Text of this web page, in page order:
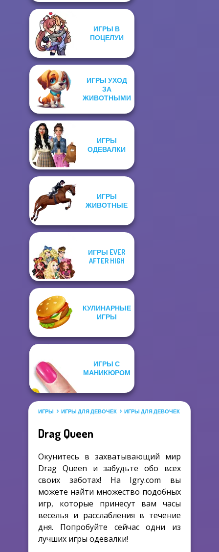
ИГРЫ В
ПОЦЕЛУИ
ИГРЫ УХОД
ЗА
ЖИВОТНЫМИ
ИГРЫ
ОДЕВАЛКИ
ИГРЫ
ЖИВОТНЫЕ
ИГРЫ EVER
AFTER HIGH
КУЛИНАРНЫЕ
ИГРЫ
ИГРЫ С
МАНИКЮРОМ
ИГРЫ ИГРЫ ДЛЯ ДЕВОЧЕК ИГРЫ ДЛЯ ДЕВОЧЕК САЛОН
Drag Queen
Окунитесь в захватывающий мир
Drag Queen и забудьте обо всех
своих заботах! На Igry.com вы
можете найти множество подобных
игр, которые принесут вам часы
веселья и расслабления в течение
дня. Попробуйте сейчас одни из
лучших игры одевалки!